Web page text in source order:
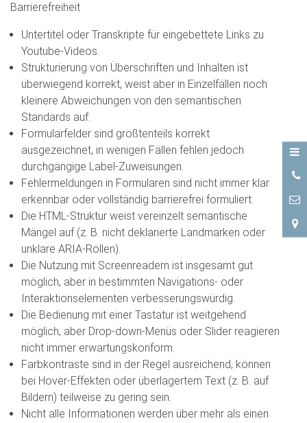
Barrierefreiheit
Untertitel oder Transkripte für eingebettete Links zu
Youtube-Videos.
Strukturierung von Überschriften und Inhalten ist
überwiegend korrekt, weist aber in Einzelfällen noch
kleinere Abweichungen von den semantischen
Standards auf.
Formularfelder sind größtenteils korrekt
ausgezeichnet, in wenigen Fällen fehlen jedoch
durchgängige Label-Zuweisungen.
Fehlermeldungen in Formularen sind nicht immer klar
erkennbar oder vollständig barrierefrei formuliert.
Die HTML-Struktur weist vereinzelt semantische
Mängel auf (z. B. nicht deklarierte Landmarken oder
unklare ARIA-Rollen).
Die Nutzung mit Screenreadern ist insgesamt gut
möglich, aber in bestimmten Navigations- oder
Interaktionselementen verbesserungswürdig.
Die Bedienung mit einer Tastatur ist weitgehend
möglich, aber Drop-down-Menüs oder Slider reagieren
nicht immer erwartungskonform.
Farbkontraste sind in der Regel ausreichend, können
bei Hover-Effekten oder überlagertem Text (z. B. auf
Bildern) teilweise zu gering sein.
Nicht alle Informationen werden über mehr als einen